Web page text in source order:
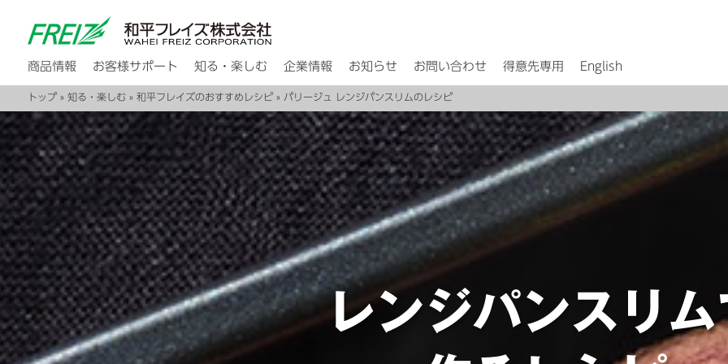
商品情報 お客様サポート 知る・楽しむ 企業情報 お知らせ お問い合わせ 得意先専用 English
トップ» 知る・楽しむ» 和平フレイズのおすすめレシピ» パリージュ レンジパンスリムのレシピ
レンジパンスリム